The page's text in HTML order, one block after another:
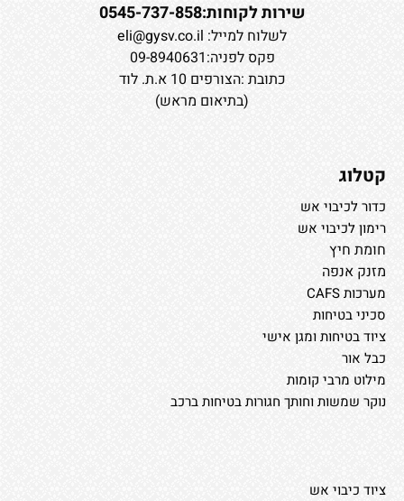
שירות לקוחות:0545-737-858
לשלוח למייל: eli@gysv.co.il
פקס לפניה:09-8940631
כתובת :הצורפים 10 א.ת. לוד
(בתיאום מראש)
קטלוג
כדור לכיבוי אש
רימון לכיבוי אש
חומת חיץ
מזנק אנפה
מערכות CAFS
סכיני בטיחות
ציוד בטיחות ומגן אישי
כבל אור
מילוט מרבי קומות
נוקר שמשות וחותך חגורות בטיחות ברכב
ציוד כיבוי אש